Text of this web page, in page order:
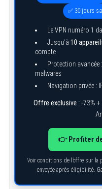
✅ 30 jours
Le VPN numéro 1
Jusqu’à 10
compte
Protection
malwares
Navigation privée :
Offre exclusive : -73%
👉 Profiter
Voir conditions de l’offre sur la
envoyée après éligibilité.